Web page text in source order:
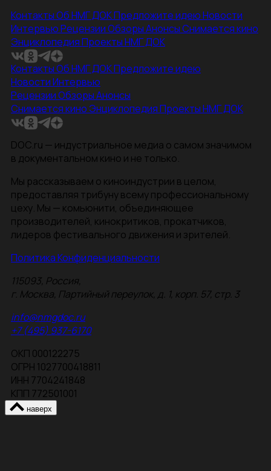
КонтактыОб НМГ ДОКПредложите идеюНовости
ИнтервьюРецензииОбзорыАнонсыСнимается кино
ЭнциклопедияПроекты НМГ ДОК
КонтактыОб НМГ ДОКПредложите идею
НовостиИнтервью
РецензииОбзорыАнонсы
Снимается кино ЭнциклопедияПроекты НМГ ДОК
DOC.ru — индустриальное медиа о самом значимом
в документальном кино и не только.
Мы рассказываем о киноиндустрии в целом,
предоставляя трибуну всему профессиональному
цеху. Мы — комьюнити, объединяющее
производителей, кинокритиков, прокатчиков,
лидеров фестивального движения и зрителей.
Политика Конфиденциальности
115093, Россия,
г. Москва, Партийный переулок, д. 1, корп. 57, стр. 3
info@nmgdoc.ru
+7 (495) 937-6170
ОКП 000122275
ОГРН 1027700418811
ИНН 7704241848
КПП 772501001
наверх